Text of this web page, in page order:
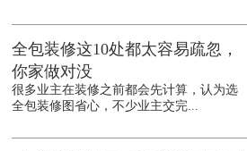
全包装修这10处都太容易疏忽，
你家做对没
很多业主在装修之前都会先计算，认为选
全包装修图省心，不少业主交完...